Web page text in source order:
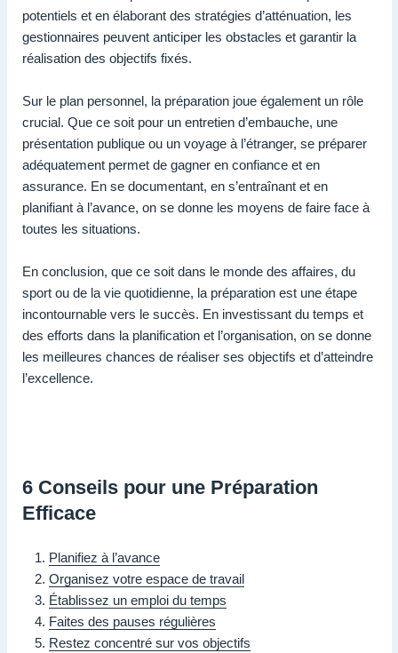
potentiels et en élaborant des stratégies d’atténuation, les
gestionnaires peuvent anticiper les obstacles et garantir la
réalisation des objectifs fixés.
Sur le plan personnel, la préparation joue également un rôle
crucial. Que ce soit pour un entretien d’embauche, une
présentation publique ou un voyage à l’étranger, se préparer
adéquatement permet de gagner en confiance et en
assurance. En se documentant, en s’entraînant et en
planifiant à l’avance, on se donne les moyens de faire face à
toutes les situations.
En conclusion, que ce soit dans le monde des affaires, du
sport ou de la vie quotidienne, la préparation est une étape
incontournable vers le succès. En investissant du temps et
des efforts dans la planification et l’organisation, on se donne
les meilleures chances de réaliser ses objectifs et d’atteindre
l’excellence.
6 Conseils pour une Préparation
Efficace
Planifiez à l’avance
Organisez votre espace de travail
Établissez un emploi du temps
Faites des pauses régulières
Restez concentré sur vos objectifs